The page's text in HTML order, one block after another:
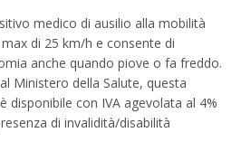
medico di ausilio alla mobilità
di 25 km/h e consente di
anche quando piove o fa freddo.
Ministero della Salute, questa
disponibile con IVA agevolata al 4%
di invalidità/disabilità